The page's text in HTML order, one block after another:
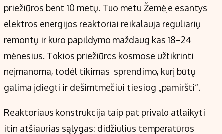
priežiūros bent 10 metų. Tuo metu Žemėje esantys
elektros energijos reaktoriai reikalauja reguliarių
remontų ir kuro papildymo maždaug kas 18–24
mėnesius. Tokios priežiūros kosmose užtikrinti
neįmanoma, todėl tikimasi sprendimo, kurį būtų
galima įdiegti ir dešimtmečiui tiesiog „pamiršti“.
Reaktoriaus konstrukcija taip pat privalo atlaikyti
itin atšiaurias sąlygas: didžiulius temperatūros